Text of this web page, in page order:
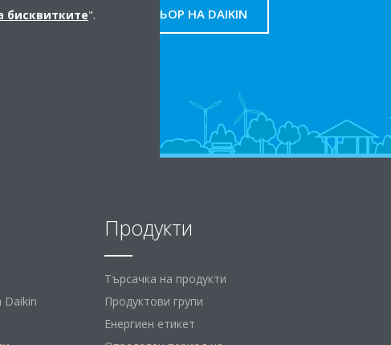
НАМЕРЕТЕ ПАРТНЬОР НА DAIKIN
Daikin
Продукти
Търсачка на продукти
Продуктови групи
Енергиен етикет
бисквитките".